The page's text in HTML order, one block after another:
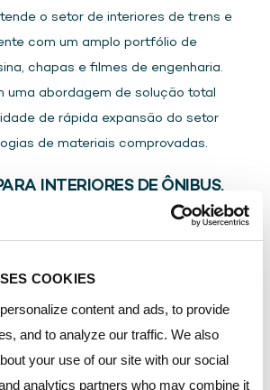
COOKIES
content and ads, to provide
and to analyze our traffic. We also
your use of our site with our social
analytics partners who may combine it
o setor de interiores de trens e
com um amplo portfólio de
chapas e filmes de engenharia.
uma abordagem de solução total
de rápida expansão do setor
de materiais comprovadas.
INTERIORES DE ÔNIBUS,
LEXAN™ - Retardante à chama
LEXAN™ - Chapa de sinalização